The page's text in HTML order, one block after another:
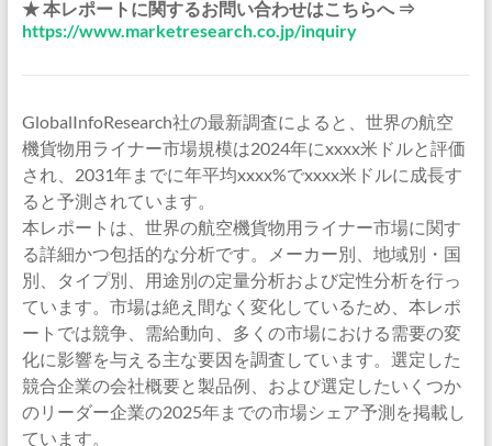
★ 本レポートに関するお問い合わせはこちらへ ⇒
https://www.marketresearch.co.jp/inquiry
GlobalInfoResearch社の最新調査によると、世界の航空
機貨物用ライナー市場規模は2024年にxxxx米ドルと評価
され、2031年までに年平均xxxx%でxxxx米ドルに成長す
ると予測されています。
本レポートは、世界の航空機貨物用ライナー市場に関す
る詳細かつ包括的な分析です。メーカー別、地域別・国
別、タイプ別、用途別の定量分析および定性分析を行っ
ています。市場は絶え間なく変化しているため、本レポ
ートでは競争、需給動向、多くの市場における需要の変
化に影響を与える主な要因を調査しています。選定した
競合企業の会社概要と製品例、および選定したいくつか
のリーダー企業の2025年までの市場シェア予測を掲載し
ています。